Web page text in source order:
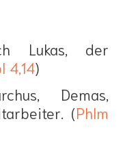
Lukas, der
4,14)
Demas,
(Phlm